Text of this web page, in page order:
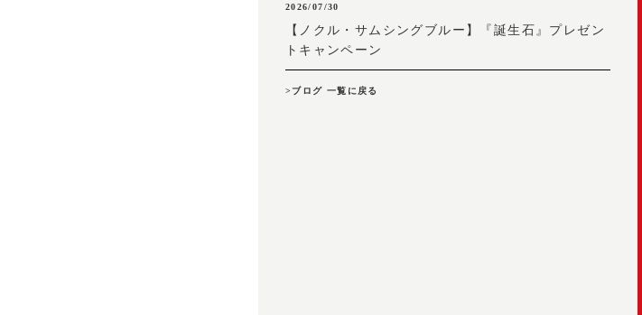
2026/07/30
【ノクル・サムシングブルー】『誕生石』プレゼン
トキャンペーン
>ブログ 一覧に戻る